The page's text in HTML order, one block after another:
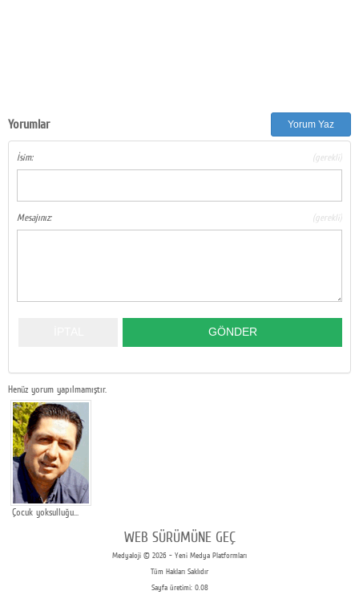
Yorumlar Yorum Yaz
İsim: (gerekli)
Mesajınız: (gerekli)
Henüz yorum yapılmamıştır.
Çocuk yoksulluğu…
WEB SÜRÜMÜNE GEÇ
Medyaloji © 2026 - Yeni Medya Platformları
Tüm Hakları Saklıdır
Sayfa üretimi: 0.08